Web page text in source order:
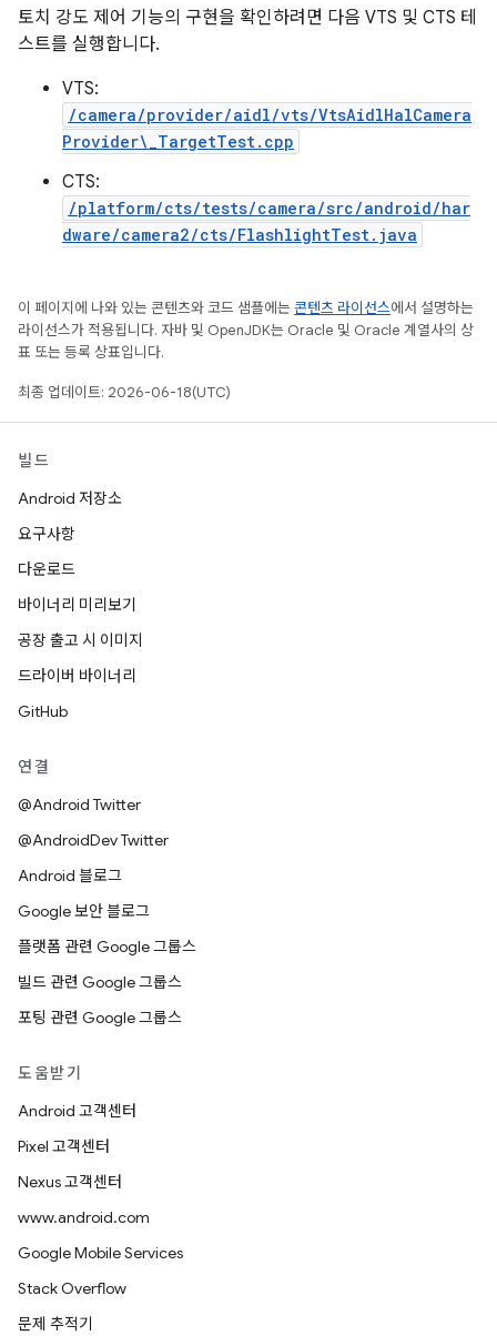
토치 강도 제어 기능의 구현을 확인하려면 다음 VTS 및 CTS 테
스트를 실행합니다.
VTS:
/camera/provider/aidl/vts/VtsAidlHalCamera
Provider\_TargetTest.cpp
CTS:
/platform/cts/tests/camera/src/android/har
dware/camera2/cts/FlashlightTest.java
이 페이지에 나와 있는 콘텐츠와 코드 샘플에는 콘텐츠 라이선스에서 설명하는
라이선스가 적용됩니다. 자바 및 OpenJDK는 Oracle 및 Oracle 계열사의 상
표 또는 등록 상표입니다.
최종 업데이트: 2026-06-18(UTC)
빌드
Android 저장소
요구사항
다운로드
바이너리 미리보기
공장 출고 시 이미지
드라이버 바이너리
GitHub
연결
@Android Twitter
@AndroidDev Twitter
Android 블로그
Google 보안 블로그
플랫폼 관련 Google 그룹스
빌드 관련 Google 그룹스
포팅 관련 Google 그룹스
도움받기
Android 고객센터
Pixel 고객센터
Nexus 고객센터
www.android.com
Google Mobile Services
Stack Overflow
문제 추적기